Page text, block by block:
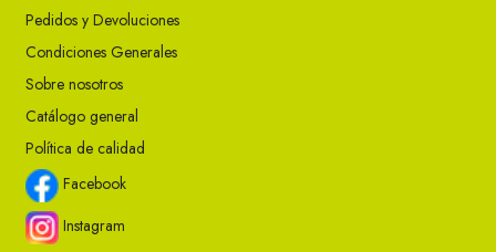
Pedidos y Devoluciones
Condiciones Generales
Sobre nosotros
Catálogo general
Política de calidad
Facebook
Instagram